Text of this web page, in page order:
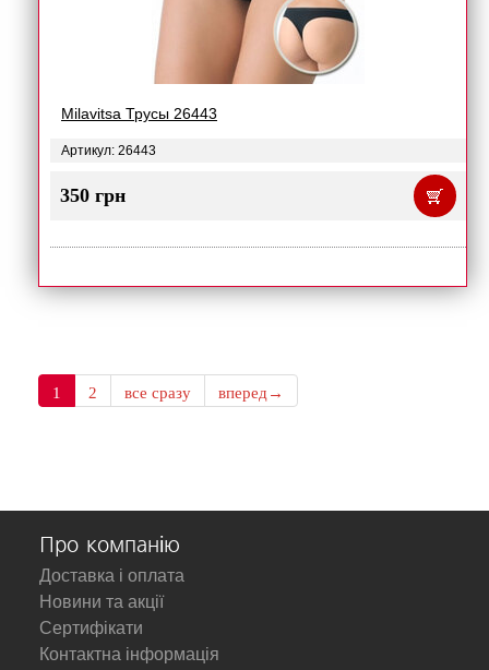
Milavitsa Трусы 26443
Артикул: 26443
350 грн
1 2 все сразу вперед→
Про компанію
Доставка і оплата
Новини та акції
Сертифікати
Контактна інформація